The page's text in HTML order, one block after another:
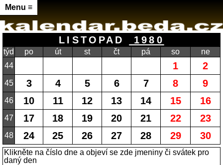
Menu ≡
LISTOPAD 1980
týd po út st čt pá so
ne
44
1 2
45 3 4 5 6 7 8 9
46 10 11 12 13 14 15 16
47 17 18 19 20 21 22 23
48 24 25 26 27 28 29 30
Klikněte na číslo dne a objeví se zde jmeniny či svátek pro
daný den